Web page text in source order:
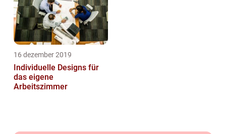
16 dezember 2019
Individuelle Designs für
das eigene
Arbeitszimmer